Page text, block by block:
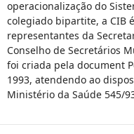
operacionalização do
colegiado bipartite, a CIB
representantes da
Conselho de Secretários
foi criada pela document
1993, atendendo ao
Ministério da Saúde 545/